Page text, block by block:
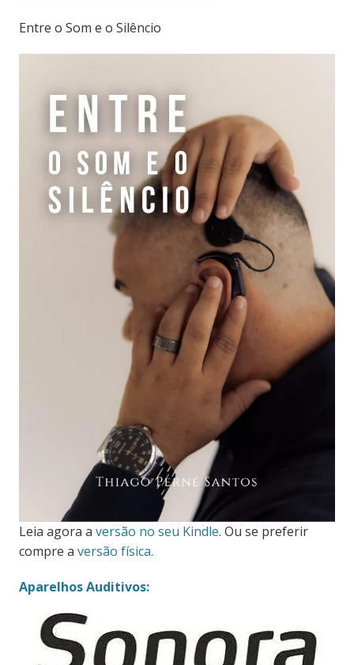
Entre o Som e o Silêncio
Leia agora a versão no seu Kindle. Ou se preferir
compre a versão física.
Aparelhos Auditivos: